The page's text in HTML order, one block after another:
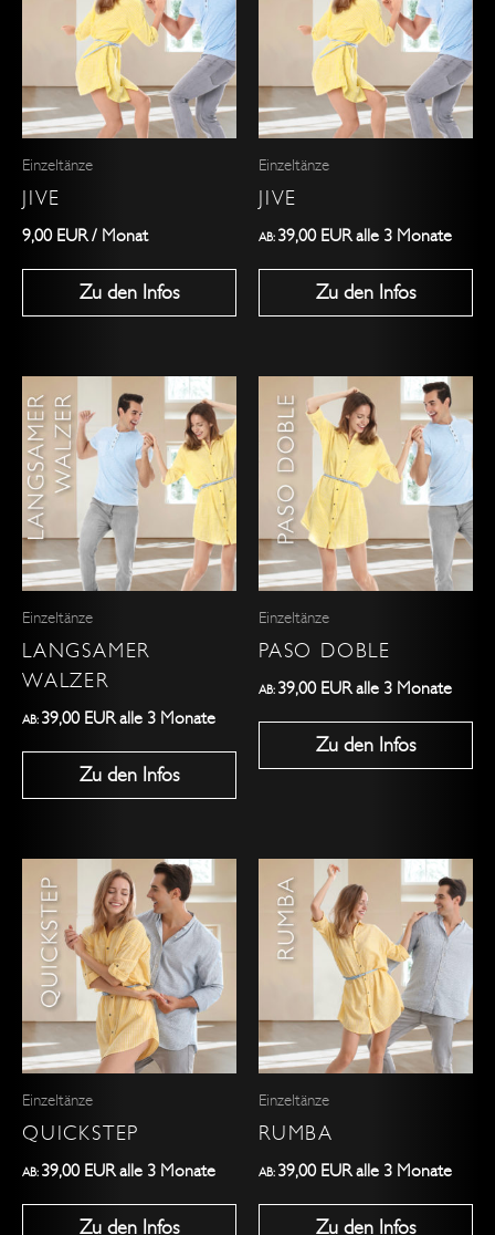
Einzeltänze
JIVE
9,00 EUR/ Monat
Zu den Infos
Einzeltänze
JIVE
AB: 39,00 EURalle 3 Monate
Zu den Infos
mehrere
Varianten
auf.
Die
können
auf
der
Produktseite
gewählt
Einzeltänze
LANGSAMER
WALZER
AB: 39,00 EURalle 3 Monate
Zu den Infos
Dieses
Produkt
weist
mehrere
Varianten
auf.
Die
können
auf
der
Produktseite
gewählt
werden
Einzeltänze
PASO DOBLE
AB: 39,00 EURalle 3 Monate
Zu den Infos
Dieses
Produkt
weist
mehrere
Varianten
auf.
Die
können
auf
der
Produktseite
gewählt
Einzeltänze
QUICKSTEP
AB: 39,00 EURalle 3 Monate
Zu den Infos
Dieses
Produkt
weist
mehrere
Varianten
auf.
Die
können
auf
der
Produktseite
Einzeltänze
RUMBA
AB: 39,00 EURalle 3 Monate
Zu den Infos
Dieses
Produkt
weist
mehrere
auf.
Die
können
auf
der
Produktseite